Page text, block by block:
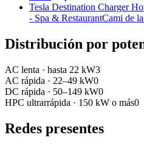
Tesla Destination Charger
- Spa & RestaurantCami de
Distribución por
AC lenta · hasta 22 kW3
AC rápida · 22–49 kW0
DC rápida · 50–149 kW0
HPC ultrarrápida · 150 kW o más0
Redes presentes